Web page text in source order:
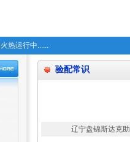
热运行中......
验配常识
辽宁盘锦斯达克